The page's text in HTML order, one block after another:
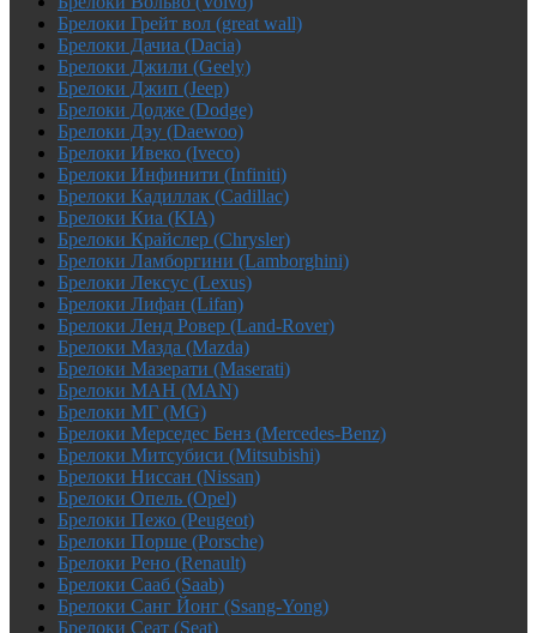
Брелоки Грейт вол (great wall)
Брелоки Дачиа (Dacia)
Брелоки Джили (Geely)
Брелоки Джип (Jeep)
Брелоки Додже (Dodge)
Брелоки Дэу (Daewoo)
Брелоки Ивеко (Iveco)
Брелоки Инфинити (Infiniti)
Брелоки Кадиллак (Cadillac)
Брелоки Киа (KIA)
Брелоки Крайслер (Chrysler)
Брелоки Ламборгини (Lamborghini)
Брелоки Лексус (Lexus)
Брелоки Лифан (Lifan)
Брелоки Ленд Ровер (Land-Rover)
Брелоки Мазда (Mazda)
Брелоки Мазерати (Maserati)
Брелоки МАН (MAN)
Брелоки МГ (MG)
Брелоки Мерседес Бенз (Mercedes-Benz)
Брелоки Митсубиси (Mitsubishi)
Брелоки Ниссан (Nissan)
Брелоки Опель (Opel)
Брелоки Пежо (Peugeot)
Брелоки Порше (Porsche)
Брелоки Рено (Renault)
Брелоки Сааб (Saab)
Брелоки Санг Йонг (Ssang-Yong)
Брелоки Сеат (Seat)